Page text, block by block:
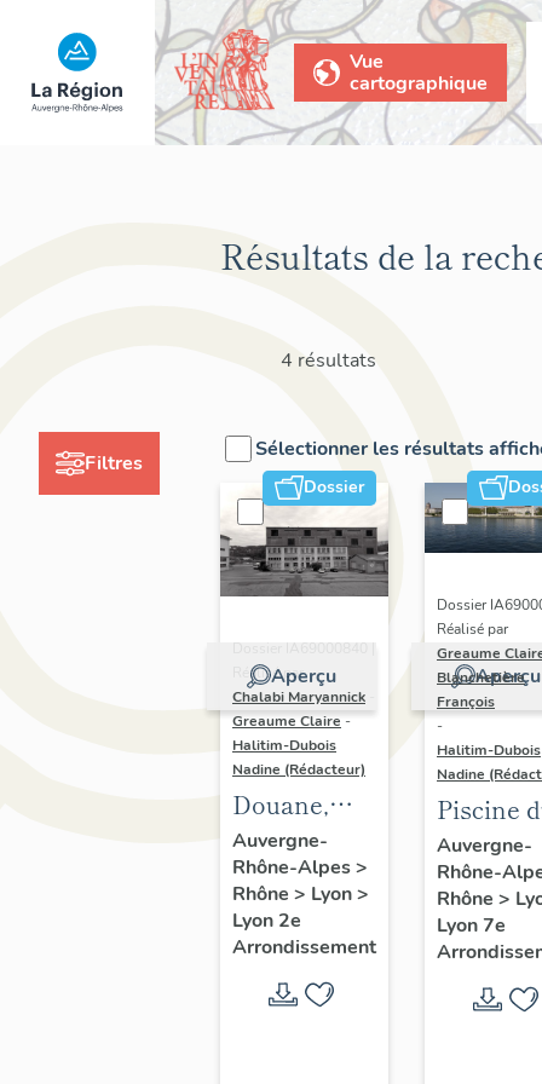
Vue
cartographique
Filtres
Résultats de la
4 résultats
Sélectionner les résultats
Dossier
Aperçu
Dossier IA69000840 |
Réalisé par
Chalabi Maryannick
Greaume Claire -
Halitim-Dubois
Nadine (Rédacteur)
Douane,
dite
entrepôt
des douanes
Auvergne-
Rhône-Alpes>
Rhône > Lyon>
Lyon 2e
Arrondissement
Aperçu
Dossier
Réalisé par
Greaume
Blanchetière
François
-
Halitim-Dubois
Nadine
Piscine
Rhône,
Centre
nautique
centre
nautique
Auvergne-
Rhône-
Rhône >
Lyon 7e